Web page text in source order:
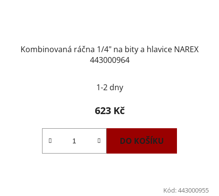
Kombinovaná ráčna 1/4" na bity a hlavice NAREX
443000964
1-2 dny
623 Kč
DO KOŠÍKU
Kód:443000955